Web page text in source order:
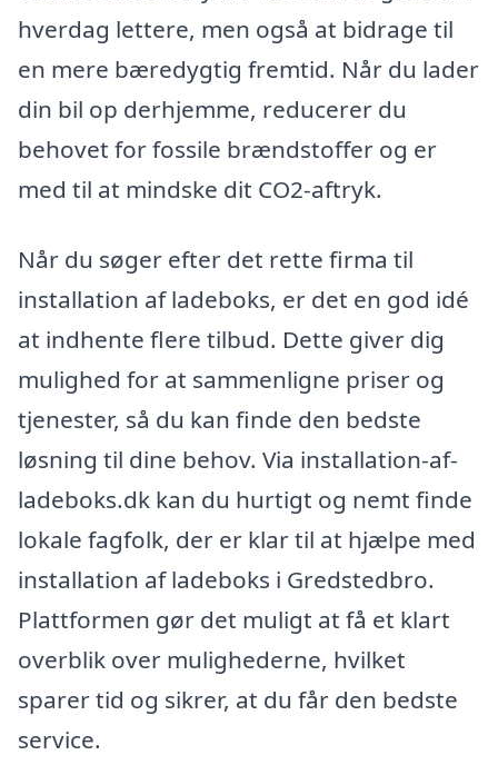
hverdag lettere, men også at bidrage til
en mere bæredygtig fremtid. Når du lader
din bil op derhjemme, reducerer du
behovet for fossile brændstoffer og er
med til at mindske dit CO2-aftryk.
Når du søger efter det rette firma til
installation af ladeboks, er det en god idé
at indhente flere tilbud. Dette giver dig
mulighed for at sammenligne priser og
tjenester, så du kan finde den bedste
løsning til dine behov. Via installation-af-
ladeboks.dk kan du hurtigt og nemt finde
lokale fagfolk, der er klar til at hjælpe med
installation af ladeboks i Gredstedbro.
Plattformen gør det muligt at få et klart
overblik over mulighederne, hvilket
sparer tid og sikrer, at du får den bedste
service.